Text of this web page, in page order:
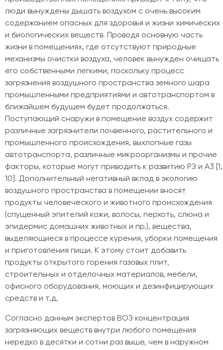
люди вынуждены дышать воздухом с очень высоким
содержанием опасных для здоровья и жизни химических
и биологических веществ. Проводя основную часть
жизни в помещениях, где отсутствуют природные
механизмы очистки воздуха, человек вынужден очищать
его собственными легкими, поскольку процесс
загрязнения воздушного пространства земного шара
промышленными предприятиями и автотранспортом в
ближайшем будущем будет продолжаться.
Поступающий снаружи в помещение воздух содержит
различные загрязнители почвенного, растительного и
промышленного происхождения, выхлопные газы
автотранспорта, различные микроорганизмы и прочие
факторы, которые могут приводить к развитию РЗ и A3 [1,
10]. Дополнительный негативный вклад в экологию
воздушного пространства в помещении вносят
продукты человеческого и животного происхождения
(спущенный эпителий кожи, волосы, перхоть, слюна и
эпидермис домашних животных и пр.), вещества,
выделяющиеся в процессе курения, уборки помещения
и приготовления пищи. К этому стоит добавить
продукты открытого горения газовых плит,
строительных и отделочных материалов, мебели,
офисного оборудования, моющих и дезинфицирующих
средств и т.д.
Согласно данным экспертов ВОЗ концентрация
загрязняющих веществ внутри любого помещения
нередко в десятки и сотни раз выше, чем в наружном